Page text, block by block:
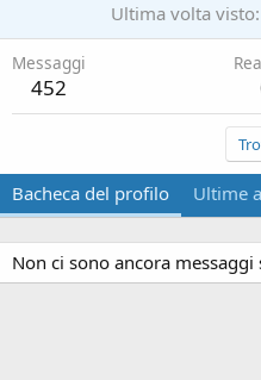
Ultima volta visto
Messaggi
452
Bacheca del profilo Ultime
Non ci sono ancora